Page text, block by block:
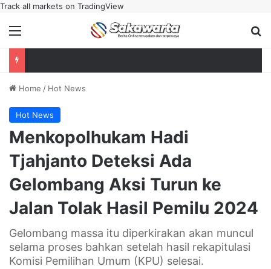
Track all markets on TradingView
Menu
Home / Hot News
Hot News
Menkopolhukam Hadi
Tjahjanto Deteksi Ada
Gelombang Aksi Turun ke
Jalan Tolak Hasil Pemilu 2024
Gelombang massa itu diperkirakan akan muncul
selama proses bahkan setelah hasil rekapitulasi
Komisi Pemilihan Umum (KPU) selesai.